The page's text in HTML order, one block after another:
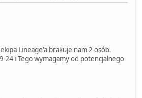
Lineage'a brakuje nam 2 osób.
24 i Tego wymagamy od potencjalnego